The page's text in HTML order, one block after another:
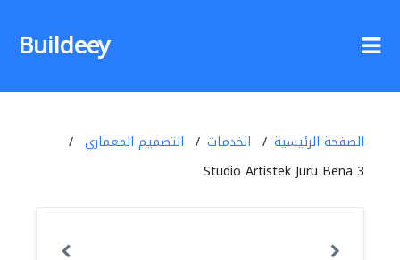
Buildeey
الصفحة الرئيسية الخدمات
التصميم المعماري
Studio Artistek Juru Bena 3